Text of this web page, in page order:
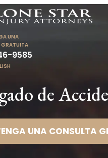
UNA
9585
de
UNA CONSULTA